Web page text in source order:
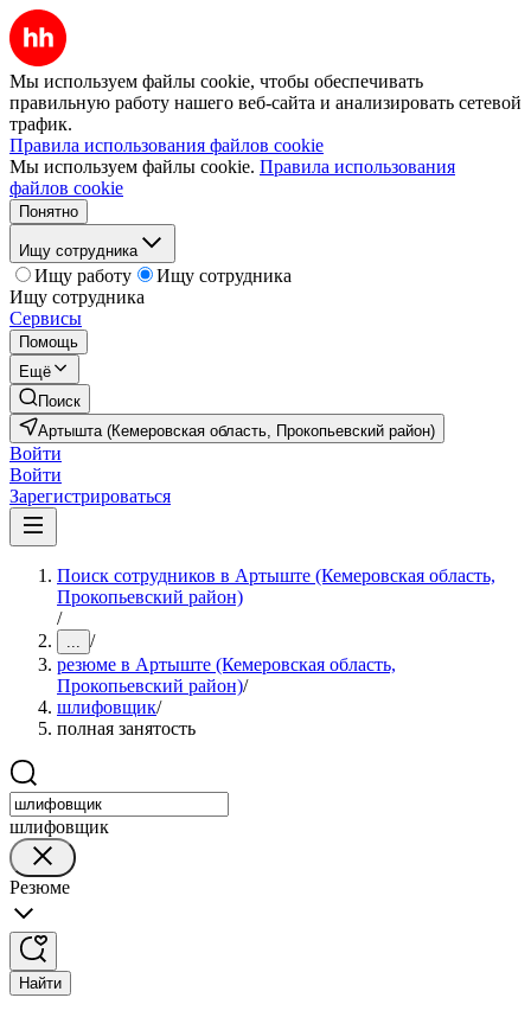
Мы используем файлы cookie, чтобы обеспечивать
правильную работу нашего веб-сайта и анализировать сетевой
трафик.
Правила использования файлов cookie
Мы используем файлы cookie. Правила использования
файлов cookie
Понятно
Ищу сотрудника
Ищу работу
Ищу сотрудника
Ищу сотрудника
Сервисы
Помощь
Ещё
Поиск
Артышта (Кемеровская область, Прокопьевский район)
Войти
Войти
Зарегистрироваться
Поиск сотрудников в Артыште (Кемеровская область,
Прокопьевский район)
/
... /
резюме в Артыште (Кемеровская область,
Прокопьевский район)/
шлифовщик/
полная занятость
шлифовщик
Резюме
Найти